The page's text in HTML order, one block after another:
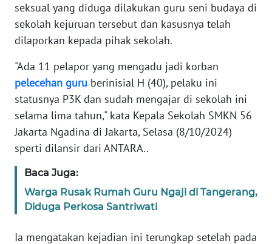
seksual yang diduga dilakukan guru seni budaya di
sekolah kejuruan tersebut dan kasusnya telah
dilaporkan kepada pihak sekolah.
"Ada 11 pelapor yang mengadu jadi korban
pelecehan guru berinisial H (40), pelaku ini
statusnya P3K dan sudah mengajar di sekolah ini
selama lima tahun," kata Kepala Sekolah SMKN 56
Jakarta Ngadina di Jakarta, Selasa (8/10/2024)
sperti dilansir dari ANTARA..
Baca Juga:
Warga Rusak Rumah Guru Ngaji di Tangerang,
Diduga Perkosa Santriwati
Ia mengatakan kejadian ini terungkap setelah pada
Informasi
INDEKS
BERITA
KONTAK
KAMI
INFO
IKLAN
TENTANG
SIBER